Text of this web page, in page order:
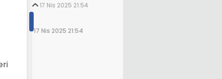
17 Nis 2025 21:54
17 Nis 2025 21:54